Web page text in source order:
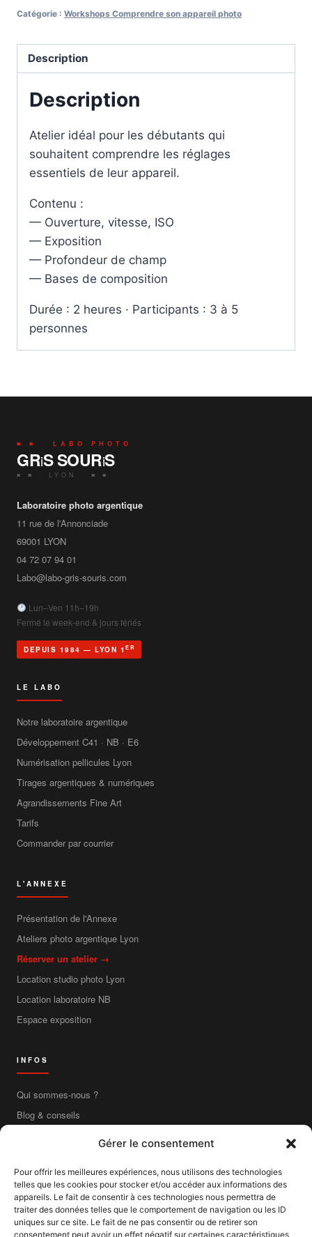
Gérer le consentement
Pour offrir les meilleures expériences, nous utilisons des technologies
telles que les cookies pour stocker et/ou accéder aux informations des
appareils. Le fait de consentir à ces technologies nous permettra de
traiter des données telles que le comportement de navigation ou les ID
uniques sur ce site. Le fait de ne pas consentir ou de retirer son
consentement peut avoir un effet négatif sur certaines caractéristiques
appareil
Catégorie : Workshops Comprendre son appareil photo
Description
Description
Atelier idéal pour les débutants qui
souhaitent comprendre les réglages
essentiels de leur appareil.
Contenu :
— Ouverture, vitesse, ISO
— Exposition
— Profondeur de champ
— Bases de composition
Durée : 2 heures · Participants : 3 à 5
personnes
■ ■ LABO PHOTO
GRiS SOURiS
■ ■ LYON ■ ■
Laboratoire photo argentique
11 rue de l'Annonciade
69001 LYON
04 72 07 94 01
Labo@labo-gris-souris.com
Lun–Ven 11h–19h
Fermé le week-end & jours fériés
DEPUIS 1984 — LYON 1 ER
LE LABO
Notre laboratoire argentique
Développement C41 · NB · E6
Numérisation pellicules Lyon
Tirages argentiques & numériques
Agrandissements Fine Art
Tarifs
Commander par courrier
L'ANNEXE
Présentation de l'Annexe
Ateliers photo argentique Lyon
Réserver un atelier →
Location studio photo Lyon
Location laboratoire NB
Espace exposition
INFOS
Qui sommes-nous ?
Blog & conseils
Livraison France entière
Mentions légales
CGV